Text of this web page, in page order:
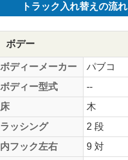
トラック入れ替えの流れ
ボデー
ボディーメーカー
パブコ
ボディー型式
--
床
木
ラッシング
2 段
内フック左右
9 対